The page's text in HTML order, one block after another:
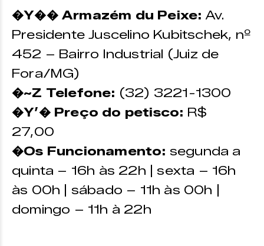
�Y�� Armazém du Peixe: Av.
Presidente Juscelino Kubitschek, nº
452 – Bairro Industrial (Juiz de
Fora/MG)
�~Z Telefone: (32) 3221-1300
�Y’� Preço do petisco: R$
27,00
�Os Funcionamento: segunda a
quinta – 16h às 22h | sexta – 16h
às 00h | sábado – 11h às 00h |
domingo – 11h à 22h